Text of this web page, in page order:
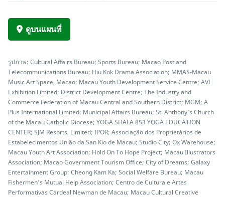
ดูบนแผนที่
รูปภาพ: Cultural Affairs Bureau; Sports Bureau; Macao Post and
Telecommunications Bureau; Hiu Kok Drama Association; MMAS-Macau
Music Art Space, Macao; Macau Youth Development Service Centre; AVI
Exhibition Limited; District Development Centre; The Industry and
Commerce Federation of Macau Central and Southern District; MGM; A
Plus International Limited; Municipal Affairs Bureau; St. Anthony’s Church
of the Macau Catholic Diocese; YOGA SHALA 853 YOGA EDUCATION
CENTER; SJM Resorts, Limited; IPOR; Associação dos Proprietários de
Estabelecimentos União da San Kio de Macau; Studio City; Ox Warehouse;
Macau Youth Art Association; Hold On To Hope Project; Macau Illustrators
Association; Macao Government Tourism Office; City of Dreams; Galaxy
Entertainment Group; Cheong Kam Ka; Social Welfare Bureau; Macau
Fishermen’s Mutual Help Association; Centro de Cultura e Artes
Performativas Cardeal Newman de Macau; Macau Cultural Creative